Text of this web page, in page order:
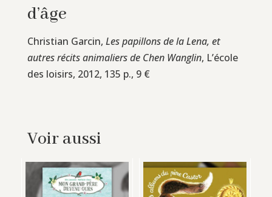
d’âge
Christian Garcin, Les papillons de la Lena, et
autres récits animaliers de Chen Wanglin, L’école
des loisirs, 2012, 135 p., 9 €
Voir aussi